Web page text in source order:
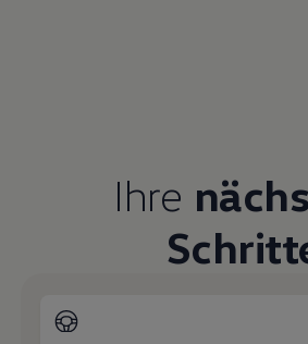
Probefahrt vereinbaren
Fahrzeugangebot anfordern